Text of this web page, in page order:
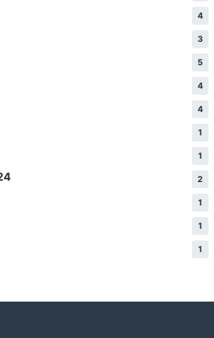
4
3
5
4
4
1
1
2
1
1
1